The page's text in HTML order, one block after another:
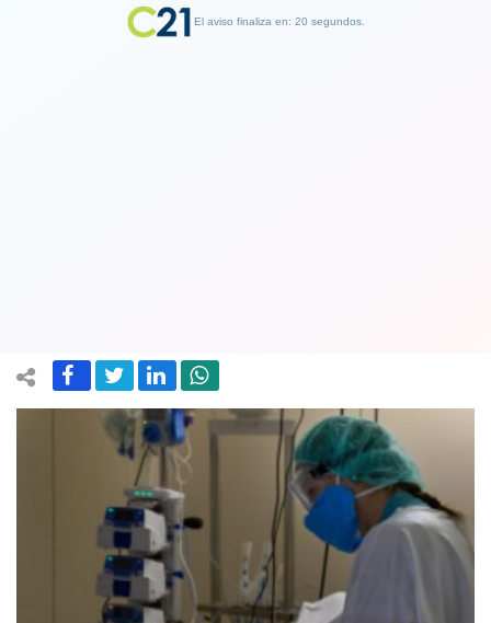
El aviso finaliza en: 19 segundos.